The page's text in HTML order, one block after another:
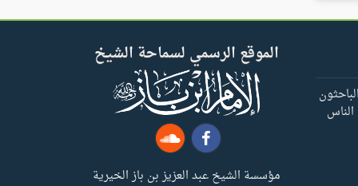
الموقع الرسمي لسماحة الشيخ
مؤسسة الشيخ عبد العزيز بن باز الخيرية